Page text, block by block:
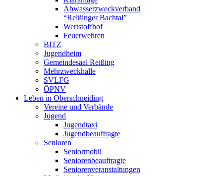
Abwasserzweckverband
“Reißinger Bachtal”
Wertstoffhof
Feuerwehren
BITZ
Jugendheim
Gemeindesaal Reißing
Mehrzweckhalle
SVLFG
ÖPNV
Leben in Oberschneiding
Vereine und Verbände
Jugend
Jugendtaxi
Jugendbeauftragte
Senioren
Seniormobil
Seniorenbeauftragte
Seniorenveranstaltungen